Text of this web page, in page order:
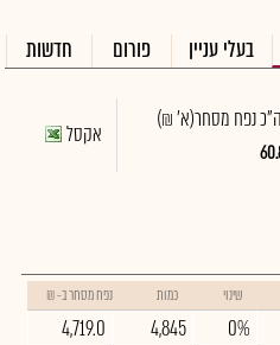
בעלי עניין פורום חדשות
נפח מסחר(א' ₪)
אקסל
שינוי כמות נפח מסחר ב- ₪
0%
4,845
4,719.0